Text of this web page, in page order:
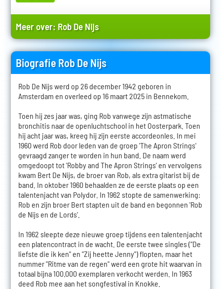
Meer over: Rob De Nijs
Biografie Rob De Nijs
Rob De Nijs werd op 26 december 1942 geboren in
Amsterdam en overleed op 16 maart 2025 in Bennekom.
Toen hij zes jaar was, ging Rob vanwege zijn astmatische
bronchitis naar de openluchtschool in het Oosterpark. Toen
hij acht jaar was, kreeg hij zijn eerste accordeonles. In mei
1960 werd Rob door leden van de groep 'The Apron Strings'
gevraagd zanger te worden in hun band. De naam werd
omgedoopt tot 'Robby and The Apron Strings' en vervolgens
kwam Bert De Nijs, de broer van Rob, als extra gitarist bij de
band. In oktober 1960 behaalden ze de eerste plaats op een
talentenjacht van Polydor. In 1962 stopte de samenwerking:
Rob en zijn broer Bert stapten uit de band en begonnen 'Rob
de Nijs en de Lords'.
In 1962 sleepte deze nieuwe groep tijdens een talentenjacht
een platencontract in de wacht. De eerste twee singles ("De
liefste die ik ken" en "Zij heette Jenny") flopten, maar het
nummer "Ritme van de regen" werd een grote hit waarvan in
totaal bijna 100.000 exemplaren verkocht werden. In 1963
deed Rob mee aan het songfestival in Knokke.